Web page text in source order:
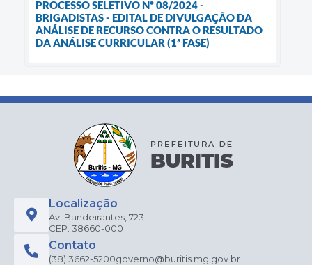
PROCESSO SELETIVO Nº 08/2024 -
BRIGADISTAS - EDITAL DE DIVULGAÇÃO DA
ANÁLISE DE RECURSO CONTRA O RESULTADO
DA ANÁLISE CURRICULAR (1ª FASE)
Localização
Av. Bandeirantes, 723
CEP: 38660-000
Contato
(38) 3662-5200governo@buritis.mg.gov.br